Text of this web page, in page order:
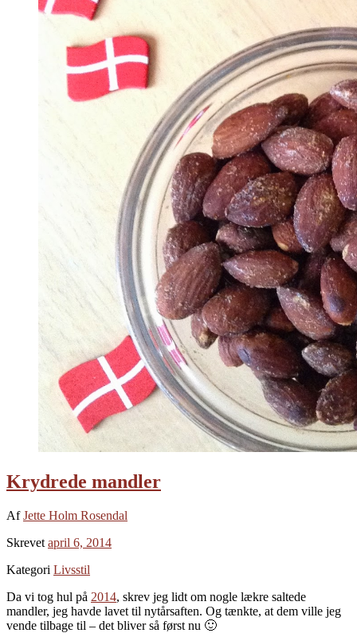
Krydrede mandler
AfJette Holm Rosendal
Skrevet april 6, 2014
Kategori Livsstil
Da vi tog hul på 2014, skrev jeg lidt om nogle lækre saltede
mandler, jeg havde lavet til nytårsaften. Og tænkte, at dem ville jeg
vende tilbage til – det bliver så først nu 🙂